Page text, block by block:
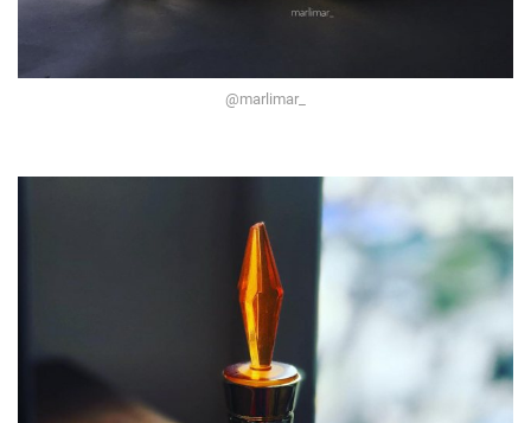
@marlimar_